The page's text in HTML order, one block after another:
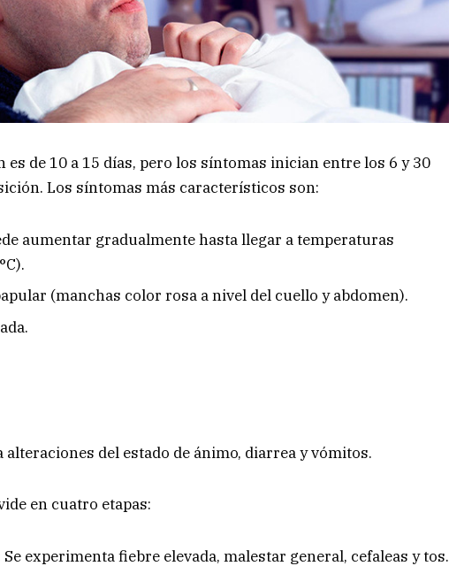
es de 10 a 15 días, pero los síntomas inician entre los 6 y 30
Los síntomas más característicos son:
aumentar gradualmente hasta llegar a temperaturas
(manchas color rosa a nivel del cuello y abdomen).
alteraciones del estado de ánimo, diarrea y vómitos.
en cuatro etapas:
Se experimenta fiebre elevada, malestar general, cefaleas y tos.